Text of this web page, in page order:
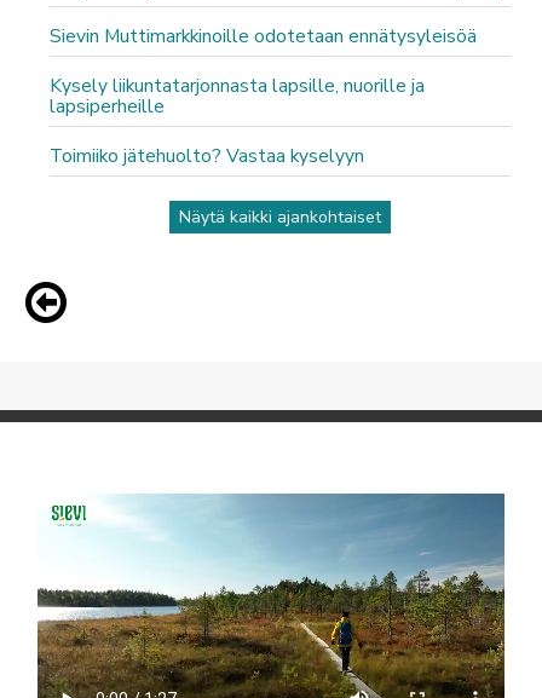
Sievin Muttimarkkinoille odotetaan ennätysyleisöä
Kysely liikuntatarjonnasta lapsille, nuorille ja
lapsiperheille
Toimiiko jätehuolto? Vastaa kyselyyn
Näytä kaikki ajankohtaiset